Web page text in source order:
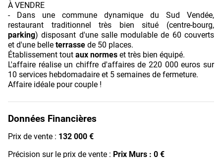
À VENDRE
- Dans une commune dynamique du Sud Vendée,
restaurant traditionnel très bien situé (centre-bourg,
parking) disposant d'une salle modulable de 60 couverts
et d'une belle terrasse de 50 places.
Établissement tout aux normes et très bien équipé.
L'affaire réalise un chiffre d'affaires de 220 000 euros sur
10 services hebdomadaire et 5 semaines de fermeture.
Affaire idéale pour couple !
Données Financières
Prix de vente : 132 000 €
Précision sur le prix de vente : Prix Murs : 0 €